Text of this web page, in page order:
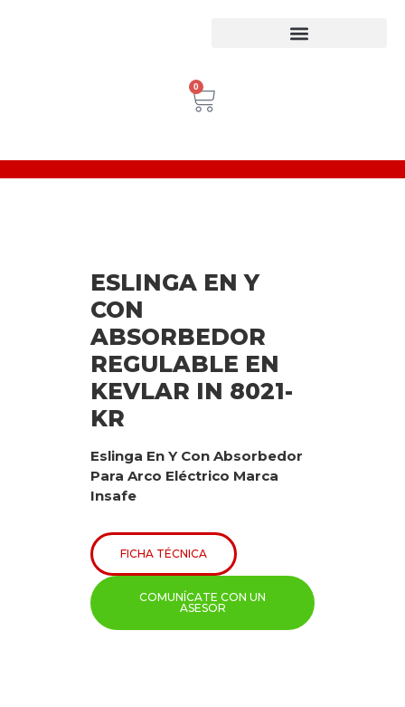
0
ESLINGA EN Y
CON
ABSORBEDOR
REGULABLE EN
KEVLAR IN 8021-
KR
Eslinga En Y Con Absorbedor
Para Arco Eléctrico Marca
Insafe
FICHA TÉCNICA
COMUNÍCATE CON UN
ASESOR